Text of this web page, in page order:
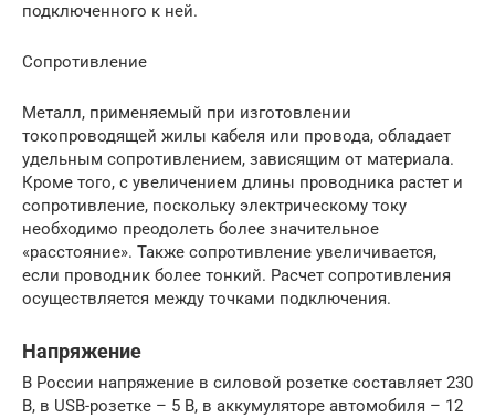
подключенного к ней.
Сопротивление
Металл, применяемый при изготовлении
токопроводящей жилы кабеля или провода, обладает
удельным сопротивлением, зависящим от материала.
Кроме того, с увеличением длины проводника растет и
сопротивление, поскольку электрическому току
необходимо преодолеть более значительное
«расстояние». Также сопротивление увеличивается,
если проводник более тонкий. Расчет сопротивления
осуществляется между точками подключения.
Напряжение
В России напряжение в силовой розетке составляет 230
В, в USB-розетке – 5 В, в аккумуляторе автомобиля – 12